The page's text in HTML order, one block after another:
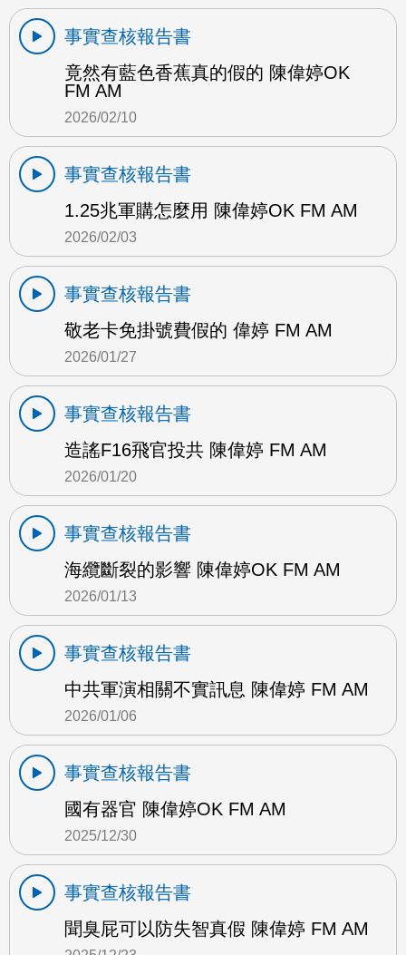
事實查核報告書
竟然有藍色香蕉真的假的 陳偉婷OK
FM AM
2026/02/10
事實查核報告書
1.25兆軍購怎麼用 陳偉婷OK FM AM
2026/02/03
事實查核報告書
敬老卡免掛號費假的 偉婷 FM AM
2026/01/27
事實查核報告書
造謠F16飛官投共 陳偉婷 FM AM
2026/01/20
事實查核報告書
海纜斷裂的影響 陳偉婷OK FM AM
2026/01/13
事實查核報告書
中共軍演相關不實訊息 陳偉婷 FM AM
2026/01/06
事實查核報告書
國有器官 陳偉婷OK FM AM
2025/12/30
事實查核報告書
聞臭屁可以防失智真假 陳偉婷 FM AM